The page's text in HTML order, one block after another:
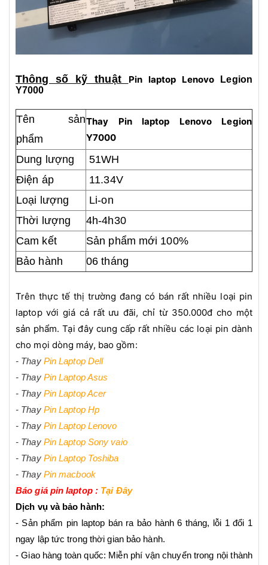
Thông số kỹ thuật Pin laptop Lenovo
Legion
Y7000
Tên sản
phẩm
Thay Pin laptop Lenovo Legion
Y7000
Dung lượng
51WH
Điện áp
11.34V
Loại lượng
Li-on
Thời lượng
4h-4h30
Cam kết
Sản phẩm mới 100%
Bảo hành
06 tháng
Trên thực tế thị trường đang có bán rất nhiều loại pin
laptop với giá cả rất ưu đãi, chỉ từ 350.000đ cho một
sản phẩm. Tại đây cung cấp rất nhiều các loại pin dành
cho mọi dòng máy, bao gồm:
- Thay Pin Laptop Dell
- Thay Pin Laptop Asus
- Thay Pin Laptop Acer
- Thay Pin Laptop Hp
- Thay Pin Laptop Lenovo
- Thay Pin Laptop Sony vaio
- Thay Pin Laptop Toshiba
- Thay Pin macbook
Báo giá pin laptop : Tại Đây
Dịch vụ và bảo hành:
- Sản phẩm pin laptop bán ra bảo hành 6 tháng, lỗi 1 đổi 1
ngay lập tức trong thời gian bảo hành.
- Giao hàng toàn quốc: Miễn phí vận chuyển trong nội thành